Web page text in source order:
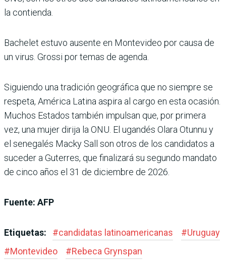
la contienda.
Bachelet estuvo ausente en Montevideo por causa de
un virus. Grossi por temas de agenda.
Siguiendo una tradición geográfica que no siempre se
respeta, América Latina aspira al cargo en esta ocasión.
Muchos Estados también impulsan que, por primera
vez, una mujer dirija la ONU. El ugandés Olara Otunnu y
el senegalés Macky Sall son otros de los candidatos a
suceder a Guterres, que finalizará su segundo mandato
de cinco años el 31 de diciembre de 2026.
Fuente: AFP
Etiquetas: #candidatas latinoamericanas #Uruguay
#Montevideo #Rebeca Grynspan